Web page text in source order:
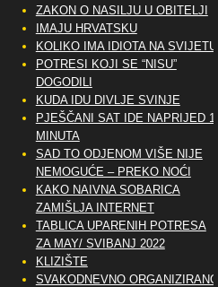
ZAKON O NASILJU U OBITELJI
IMAJU HRVATSKU
KOLIKO IMA IDIOTA NA SVIJETU?
POTRESI KOJI SE “NISU”
DOGODILI
KUDA IDU DIVLJE SVINJE
PJEŠČANI SAT IDE NAPRIJED 10
MINUTA
SAD TO ODJENOM VIŠE NIJE
NEMOGUĆE – PREKO NOĆI
KAKO NAIVNA SOBARICA
ZAMIŠLJA INTERNET
TABLICA UPARENIH POTRESA
ZA MAY/ SVIBANJ 2022
KLIZIŠTE
SVAKODNEVNO ORGANIZIRANO